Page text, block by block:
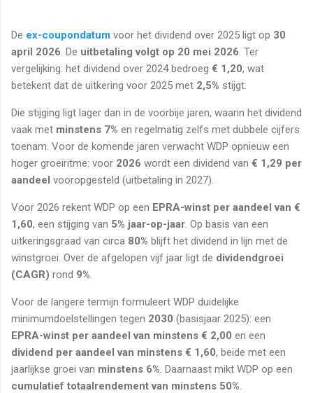
De ex-coupondatum voor het dividend over 2025 ligt op 30
april 2026 . De uitbetaling volgt op 20 mei 2026 . Ter
vergelijking: het dividend over 2024 bedroeg € 1,20, wat
betekent dat de uitkering voor 2025 met 2,5% stijgt.
Die stijging ligt lager dan in de voorbije jaren, waarin het dividend
vaak met minstens 7% en regelmatig zelfs met dubbele cijfers
toenam. Voor de komende jaren verwacht WDP opnieuw een
hoger groeiritme: voor 2026 wordt een dividend van € 1,29 per
aandeel vooropgesteld (uitbetaling in 2027).
Voor 2026 rekent WDP op een EPRA-winst per aandeel van €
1,60, een stijging van 5% jaar-op-jaar . Op basis van een
uitkeringsgraad van circa 80% blijft het dividend in lijn met de
winstgroei. Over de afgelopen vijf jaar ligt de dividendgroei
(CAGR) rond 9%
Voor de langere termijn formuleert WDP duidelijke
minimumdoelstellingen tegen 2030 (basisjaar 2025): een
EPRA-winst per aandeel van minstens € 2,00 en een
dividend per aandeel van minstens € 1,60, beide met een
jaarlijkse groei van minstens 6% . Daarnaast mikt WDP op een
cumulatief totaalrendement van minstens 50%